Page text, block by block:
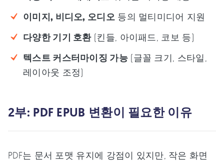
이미지, 비디오, 오디오 등의 멀티미디어 지원
다양한 기기 호환(킨들, 아이패드, 코보 등)
텍스트 커스터마이징 가능(글꼴 크기, 스타일,
레이아웃 조정)
2부: PDF EPUB 변환이 필요한 이유
PDF는 문서 포맷 유지에 강점이 있지만, 작은 화면